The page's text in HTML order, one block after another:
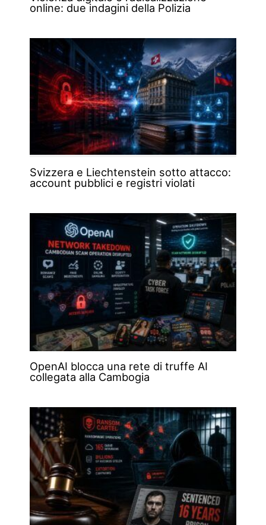
online: due indagini della Polizia
Svizzera e Liechtenstein sotto attacco:
account pubblici e registri violati
OpenAI blocca una rete di truffe AI
collegata alla Cambogia